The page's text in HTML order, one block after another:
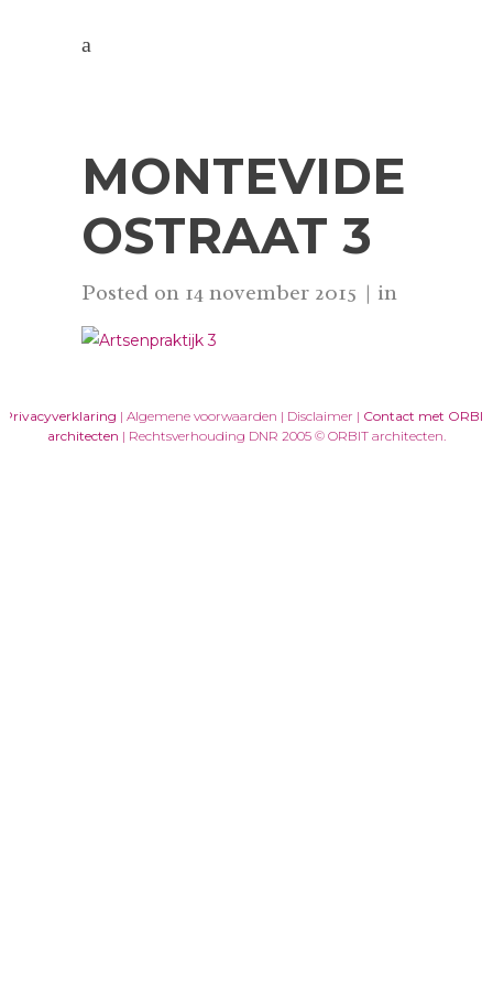
MONTEVIDE
OSTRAAT 3
Posted on 14 november 2015 in
Privacyverklaring | Algemene voorwaarden | Disclaimer | Contact met ORBIT
architecten | Rechtsverhouding DNR 2005 © ORBIT architecten.